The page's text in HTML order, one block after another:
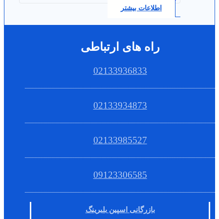
اطلاعات بیشتر
راه های ارتباطی
02133936833
02133934873
02133985527
09123306585
بازرگانی اسپین بلبرینگ